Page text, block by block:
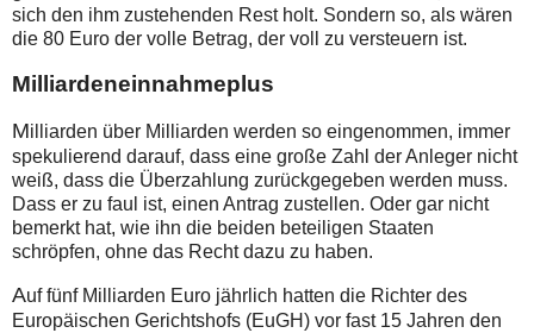
sich den ihm zustehenden Rest holt. Sondern so, als wären
die 80 Euro der volle Betrag, der voll zu versteuern ist.
Milliardeneinnahmeplus
Milliarden über Milliarden werden so eingenommen, immer
spekulierend darauf, dass eine große Zahl der Anleger nicht
weiß, dass die Überzahlung zurückgegeben werden muss.
Dass er zu faul ist, einen Antrag zustellen. Oder gar nicht
bemerkt hat, wie ihn die beiden beteiligen Staaten
schröpfen, ohne das Recht dazu zu haben.
Auf fünf Milliarden Euro jährlich hatten die Richter des
Europäischen Gerichtshofs (EuGH) vor fast 15 Jahren den